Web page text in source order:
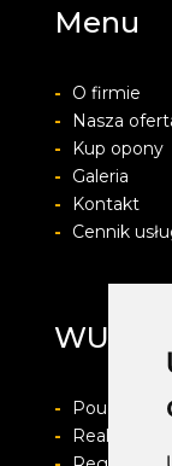
Menu
-
O firmie
-
Nasza
-
Kup opony
-
Galeria
-
Kontakt
-
Cennik
-
Pouczenie
-
Realizacja